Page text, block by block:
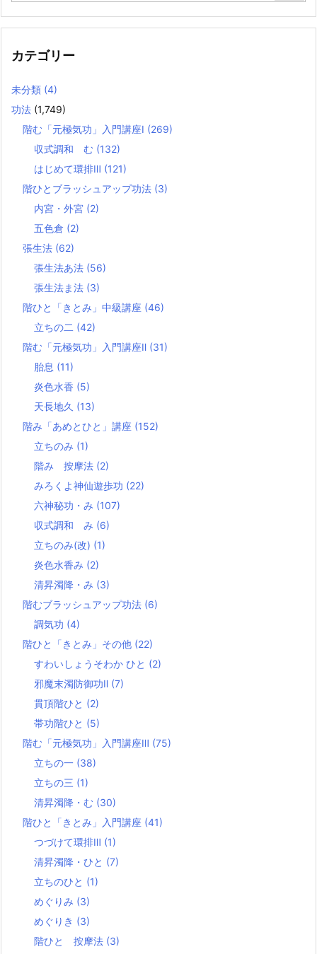
カテゴリー
未分類 (4)
功法 (1,749)
階む「元極気功」入門講座Ⅰ (269)
収式調和 む (132)
はじめて環排Ⅲ (121)
階ひとブラッシュアップ功法 (3)
内宮・外宮 (2)
五色倉 (2)
張生法 (62)
張生法あ法 (56)
張生法ま法 (3)
階ひと「きとみ」中級講座 (46)
立ちの二 (42)
階む「元極気功」入門講座Ⅱ (31)
胎息 (11)
炎色水香 (5)
天長地久 (13)
階み「あめとひと」講座 (152)
立ちのみ (1)
階み 按摩法 (2)
みろくよ神仙遊歩功 (22)
六神秘功・み (107)
収式調和 み (6)
立ちのみ(改) (1)
炎色水香み (2)
清昇濁降・み (3)
階むブラッシュアップ功法 (6)
調気功 (4)
階ひと「きとみ」その他 (22)
すわいしょうそわか ひと (2)
邪魔末濁防御功Ⅱ (7)
貫頂階ひと (2)
帯功階ひと (5)
階む「元極気功」入門講座Ⅲ (75)
立ちの一 (38)
立ちの三 (1)
清昇濁降・む (30)
階ひと「きとみ」入門講座 (41)
つづけて環排Ⅲ (1)
清昇濁降・ひと (7)
立ちのひと (1)
めぐりみ (3)
めぐりき (3)
階ひと 按摩法 (3)